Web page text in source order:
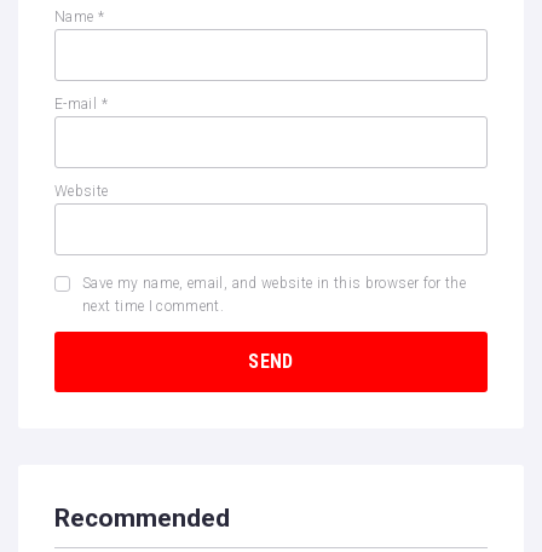
Name *
E-mail *
Website
Save my name, email, and website in this browser for the
next time I comment.
Recommended